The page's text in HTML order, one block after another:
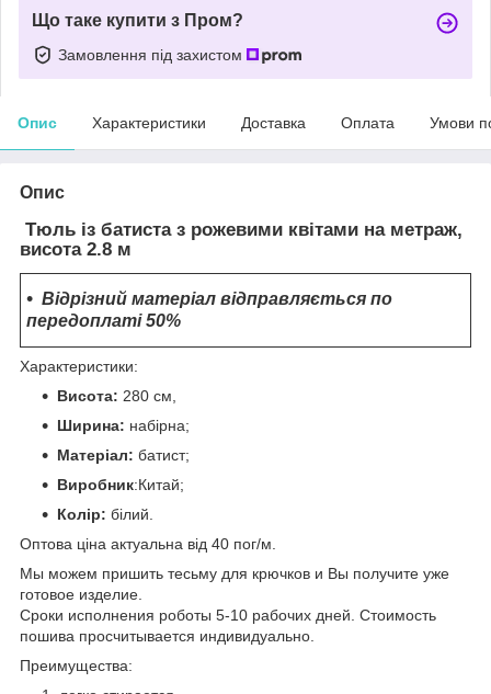
Що таке купити з Пром?
Замовлення під захистом
Опис Характеристики Доставка Оплата Умови
Опис
Тюль із батиста з рожевими квітами на метраж,
висота 2.8 м
Відрізний матеріал відправляється по
передоплаті 50%
Характеристики:
Висота: 280 см,
Ширина: набірна;
Матеріал: батист;
Виробник:Китай;
Колір: білий.
Оптова ціна актуальна від 40 пог/м.
Мы можем пришить тесьму для крючков и Вы получите уже
готовое изделие.
Сроки исполнения роботы 5-10 рабочих дней. Стоимость
пошива просчитывается индивидуально.
Преимущества: